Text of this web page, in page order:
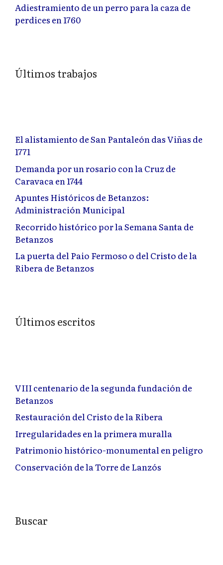
Adiestramiento de un perro para la caza de
perdices en 1760
Últimos trabajos
El alistamiento de San Pantaleón das Viñas de
1771
Demanda por un rosario con la Cruz de
Caravaca en 1744
Apuntes Históricos de Betanzos:
Administración Municipal
Recorrido histórico por la Semana Santa de
Betanzos
La puerta del Paio Fermoso o del Cristo de la
Ribera de Betanzos
Últimos escritos
VIII centenario de la segunda fundación de
Betanzos
Restauración del Cristo de la Ribera
Irregularidades en la primera muralla
Patrimonio histórico-monumental en peligro
Conservación de la Torre de Lanzós
Buscar